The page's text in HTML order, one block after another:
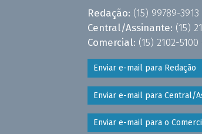
Redação: (15) 99789-3913
Central/Assinante: (15)
Comercial: (15) 2102-
Enviar e-mail para Redação
Enviar e-mail para Central/
Enviar e-mail para o